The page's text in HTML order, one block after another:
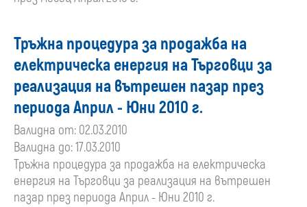
Тръжна процедура за продажба на
електрическа енергия на Търговци за
реализация на вътрешен пазар през
периода Април - Юни 2010 г.
Валидна от: 02.03.2010
Валидна до: 17.03.2010
Тръжна процедура за продажба на електрическа
енергия на Търговци за реализация на вътрешен
пазар през периода Април - Юни 2010 г.